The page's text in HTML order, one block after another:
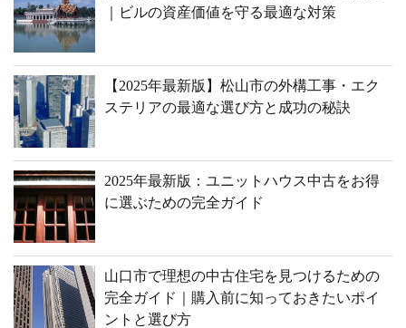
｜ビルの資産価値を守る最適な対策
【2025年最新版】松山市の外構工事・エク
ステリアの最適な選び方と成功の秘訣
2025年最新版：ユニットハウス中古をお得
に選ぶための完全ガイド
山口市で理想の中古住宅を見つけるための
完全ガイド｜購入前に知っておきたいポイ
ントと選び方